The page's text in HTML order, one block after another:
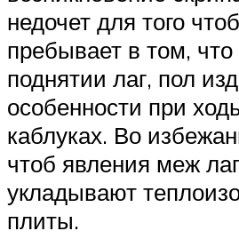
недочет для того
пребывает в том,
поднятии лаг, пол
особенности при
каблуках. Во
чтоб явления меж
укладывают
плиты.